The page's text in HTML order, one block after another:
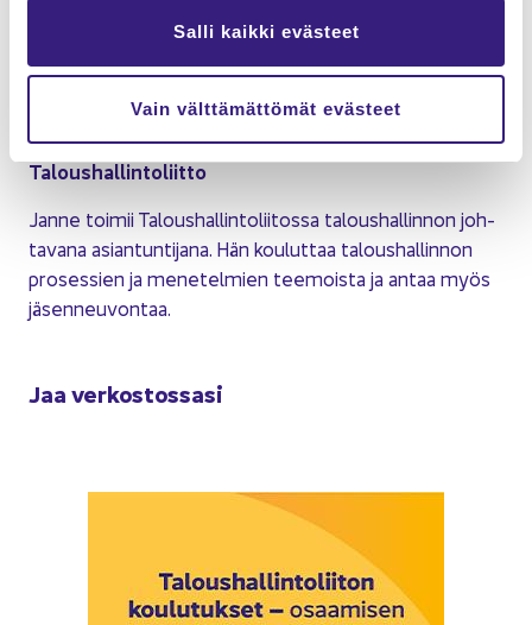
Salli kaikki evästeet
Vain välttämättömät evästeet
Janne Fred­man
Ta­lous­hal­lin­non joh­ta­va asian­tun­ti­ja
Ta­lous­hal­lin­to­liit­to
Janne toi­mii Ta­lous­hal­lin­to­lii­tos­sa ta­lous­hal­lin­non joh­
ta­va­na asian­tun­ti­ja­na. Hän kou­lut­taa ta­lous­hal­lin­non
pro­ses­sien ja me­ne­tel­mien tee­mois­ta ja antaa myös
jä­sen­neu­von­taa.
Jaa ver­kos­tos­sa­si